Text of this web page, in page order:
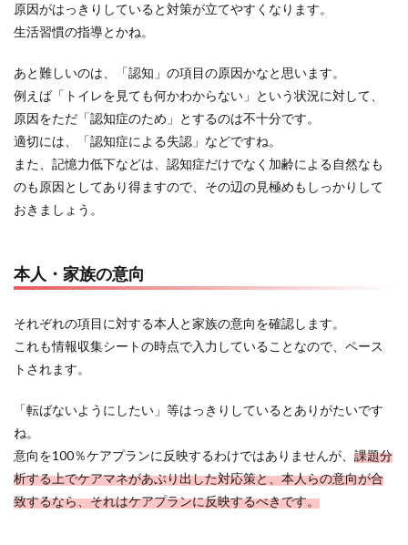
原因がはっきりしていると対策が立てやすくなります。
生活習慣の指導とかね。
あと難しいのは、「認知」の項目の原因かなと思います。
例えば「トイレを見ても何かわからない」という状況に対して、
原因をただ「認知症のため」とするのは不十分です。
適切には、「認知症による失認」などですね。
また、記憶力低下などは、認知症だけでなく加齢による自然なも
のも原因としてあり得ますので、その辺の見極めもしっかりして
おきましょう。
本人・家族の意向
それぞれの項目に対する本人と家族の意向を確認します。
これも情報収集シートの時点で入力していることなので、ペース
トされます。
「転ばないようにしたい」等はっきりしているとありがたいです
ね。
意向を100％ケアプランに反映するわけではありませんが、 課題分
析する上でケアマネがあぶり出した対応策と、本人らの意向が合
致するなら、それはケアプランに反映するべきです。